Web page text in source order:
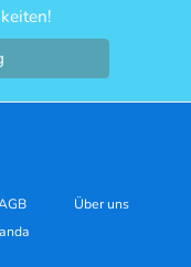
Über uns